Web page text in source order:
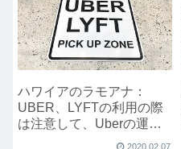
ハワイアのラモアナ：
UBER、LYFTの利用の際
は注意して、Uberの運転
手が乗車した女性を襲う
2020.02.07